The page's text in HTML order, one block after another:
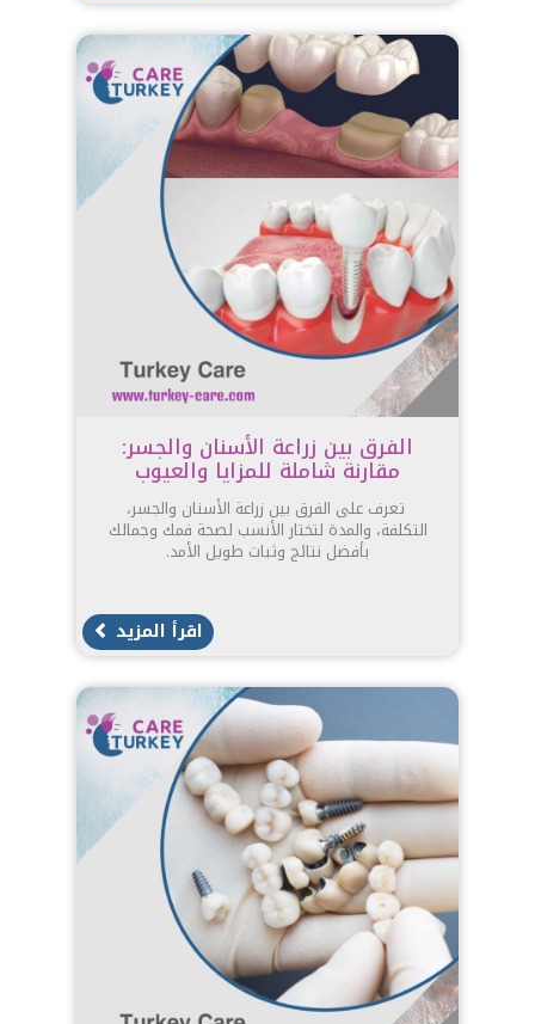
الفرق بين زراعة الأسنان والجسر:
مقارنة شاملة للمزايا والعيوب
تعرف على الفرق بين زراعة الأسنان والجسر،
التكلفة، والمدة لتختار الأنسب لصحة فمك وجمالك
بأفضل نتائج وثبات طويل الأمد.
اقرأ المزيد